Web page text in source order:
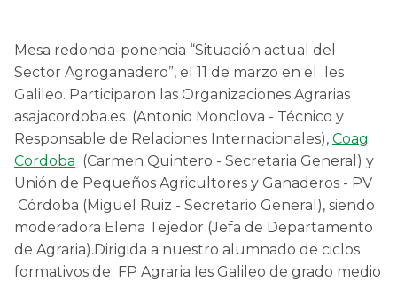
Mesa redonda-ponencia “Situación actual del
Sector Agroganadero”, el 11 de marzo en el Ies
Galileo. Participaron las Organizaciones Agrarias
asajacordoba.es (Antonio Monclova - Técnico y
Responsable de Relaciones Internacionales), Coag
Cordoba (Carmen Quintero - Secretaria General) y
Unión de Pequeños Agricultores y Ganaderos - PV
Córdoba (Miguel Ruiz - Secretario General), siendo
moderadora Elena Tejedor (Jefa de Departamento
de Agraria).Dirigida a nuestro alumnado de ciclos
formativos de FP Agraria Ies Galileo de grado medio